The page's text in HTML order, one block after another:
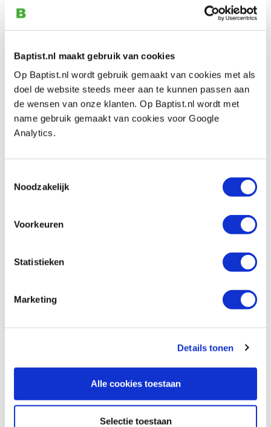
Baptist.nl maakt gebruik van cookies
Op Baptist.nl wordt gebruik gemaakt van cookies met als
doel de website steeds meer aan te kunnen passen aan
de wensen van onze klanten. Op Baptist.nl wordt met
name gebruik gemaakt van cookies voor Google
Analytics.
Noodzakelijk
Voorkeuren
Statistieken
Marketing
Details tonen
Alle cookies toestaan
Selectie toestaan
€ 41,50 incl. btw
€ 34,30 excl. btw
Dit product is niet meer leverbaar
Vergelijken
Op voorraad
Proxxon diamantslijpstiften kogel 1,0
mm, 2 stuks
Artikelnummer: 329600